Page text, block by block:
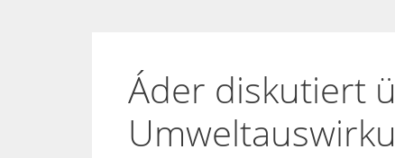
Áder diskutiert